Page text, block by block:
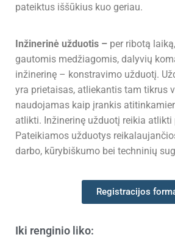
pateiktus iššūkius kuo geriau.
Inžinerinė užduotis – per ribotą
gautomis medžiagomis, dalyvių
inžinerinę – konstravimo užduotį.
yra prietaisas, atliekantis tam tikrus
naudojamas kaip įrankis
atlikti. Inžinerinę užduotį reikia atlikti
Pateikiamos užduotys
darbo, kūrybiškumo bei techninių
Registracijos
Iki renginio liko: